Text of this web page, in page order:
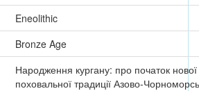
Eneolithic
Bronze Age
Народження кургану: про початок нової
поховальної традиції Азово-